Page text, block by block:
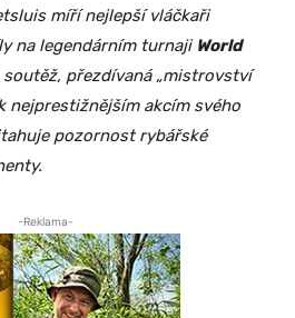
míří nejlepší vláčkaři
na legendárním turnaji World
soutěž, přezdívaná „mistrovství
nejprestižnějším akcím svého
pozornost rybářské
-Reklama-